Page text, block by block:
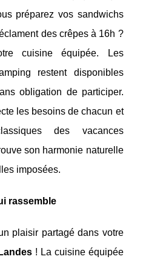
préparez vos sandwichs
des crêpes à 16h ?
cuisine équipée. Les
restent disponibles
obligation de participer.
les besoins de chacun et
des vacances
son harmonie naturelle
imposées.
rassemble
plaisir partagé dans votre
! La cuisine équipée